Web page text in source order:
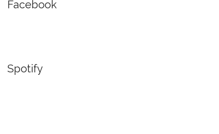
Facebook
Spotify